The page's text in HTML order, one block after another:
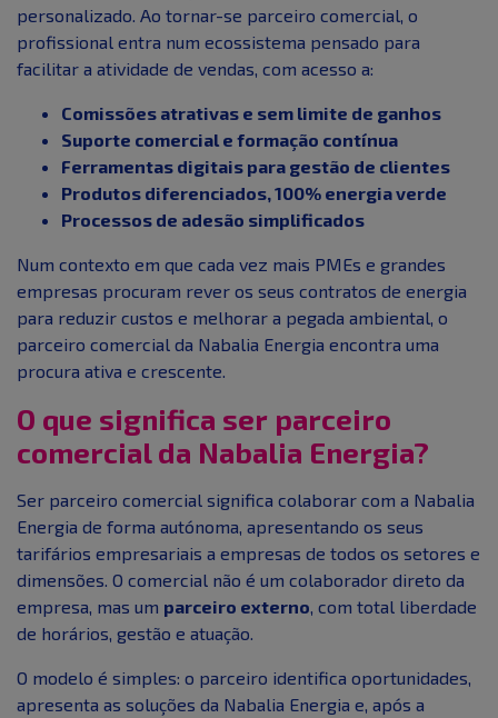
personalizado. Ao tornar-se parceiro comercial, o
profissional entra num ecossistema pensado para
facilitar a atividade de vendas, com acesso a:
Comissões atrativas e sem limite de ganhos
Suporte comercial e formação contínua
Ferramentas digitais para gestão de clientes
Produtos diferenciados, 100% energia verde
Processos de adesão simplificados
Num contexto em que cada vez mais PMEs e grandes
empresas procuram rever os seus contratos de energia
para reduzir custos e melhorar a pegada ambiental, o
parceiro comercial da Nabalia Energia encontra uma
procura ativa e crescente.
O que significa ser parceiro
comercial da Nabalia Energia?
Ser parceiro comercial significa colaborar com a Nabalia
Energia de forma autónoma, apresentando os seus
tarifários empresariais a empresas de todos os setores e
dimensões. O comercial não é um colaborador direto da
empresa, mas um parceiro externo , com total liberdade
de horários, gestão e atuação.
O modelo é simples: o parceiro identifica oportunidades,
apresenta as soluções da Nabalia Energia e, após a